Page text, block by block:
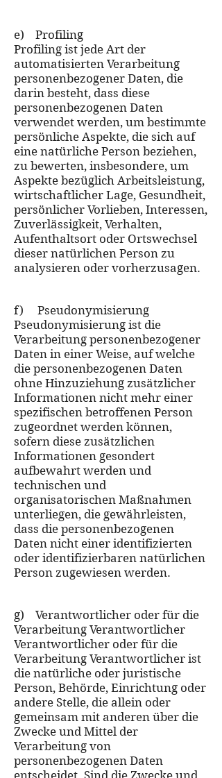
e) Profiling
Profiling ist jede Art der
automatisierten Verarbeitung
personenbezogener Daten, die
darin besteht, dass diese
personenbezogenen Daten
verwendet werden, um bestimmte
persönliche Aspekte, die sich auf
eine natürliche Person beziehen,
zu bewerten, insbesondere, um
Aspekte bezüglich Arbeitsleistung,
wirtschaftlicher Lage, Gesundheit,
persönlicher Vorlieben, Interessen,
Zuverlässigkeit, Verhalten,
Aufenthaltsort oder Ortswechsel
dieser natürlichen Person zu
analysieren oder vorherzusagen.
f) Pseudonymisierung
Pseudonymisierung ist die
Verarbeitung personenbezogener
Daten in einer Weise, auf welche
die personenbezogenen Daten
ohne Hinzuziehung zusätzlicher
Informationen nicht mehr einer
spezifischen betroffenen Person
zugeordnet werden können,
sofern diese zusätzlichen
Informationen gesondert
aufbewahrt werden und
technischen und
organisatorischen Maßnahmen
unterliegen, die gewährleisten,
dass die personenbezogenen
Daten nicht einer identifizierten
oder identifizierbaren natürlichen
Person zugewiesen werden.
g) Verantwortlicher oder für die
Verarbeitung Verantwortlicher
Verantwortlicher oder für die
Verarbeitung Verantwortlicher ist
die natürliche oder juristische
Person, Behörde, Einrichtung oder
andere Stelle, die allein oder
gemeinsam mit anderen über die
Zwecke und Mittel der
Verarbeitung von
personenbezogenen Daten
entscheidet. Sind die Zwecke und